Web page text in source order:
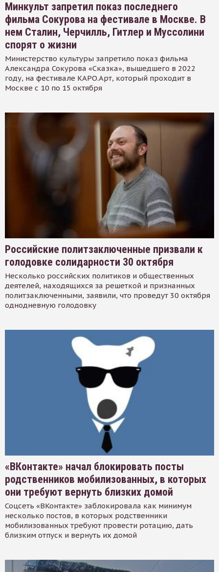
Минкульт запретил показ последнего
фильма Сокурова на фестивале в Москве. В
нем Сталин, Черчилль, Гитлер и Муссолини
спорят о жизни
Министерство культуры запретило показ фильма
Александра Сокурова «Сказка», вышедшего в 2022
году, на фестивале КАРО.Арт, который проходит в
Москве с 10 по 15 октября
Российские политзаключенные призвали к
голодовке солидарности 30 октября
Несколько российских политиков и общественных
деятелей, находящихся за решеткой и признанных
политзаключенными, заявили, что проведут 30 октября
однодневную голодовку
«ВКонтакте» начал блокировать посты
родственников мобилизованных, в которых
они требуют вернуть близких домой
Соцсеть «ВКонтакте» заблокировала как минимум
несколько постов, в которых родственники
мобилизованных требуют провести ротацию, дать
близким отпуск и вернуть их домой